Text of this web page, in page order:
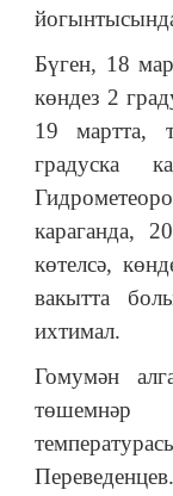
Бүген, 18
көндез 2
19 мартта,
градуска
караганда,
көтелсә,
вакытта
ихтимал.
Гомумән
төшемнәр